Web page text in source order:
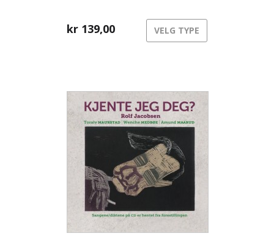
kr 139,00 VELG TYPE